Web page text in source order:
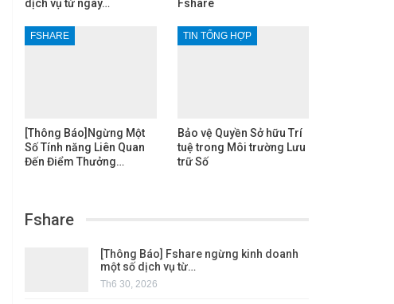
dịch vụ từ ngày…
Fshare
FSHARE
[Thông Báo]Ngừng Một
Số Tính năng Liên Quan
Đến Điểm Thưởng…
TIN TỔNG HỢP
Bảo vệ Quyền Sở hữu Trí
tuệ trong Môi trường Lưu
trữ Số
Fshare
[Thông Báo] Fshare ngừng kinh doanh
một số dịch vụ từ…
Th6 30, 2026